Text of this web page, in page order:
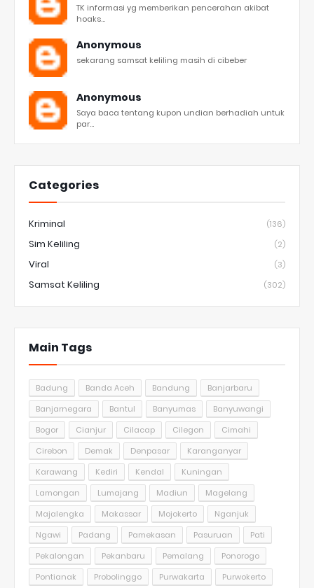
TK informasi yg memberikan pencerahan akibat
hoaks...
Anonymous
sekarang samsat keliling masih di cibeber
Anonymous
Saya baca tentang kupon undian berhadiah untuk
par...
Categories
Kriminal (136)
Sim Keliling (2)
Viral (3)
Samsat Keliling (302)
Main Tags
Badung Banda Aceh Bandung
Banjarbaru
Banjarnegara
Bantul Banyumas
Banyuwangi
Bogor
Cianjur Cilacap Cilegon
Cimahi
Cirebon
Demak Denpasar
Karanganyar
Karawang
Kediri Kendal
Kuningan
Lamongan
Lumajang Madiun
Magelang
Majalengka
Makassar Mojokerto
Nganjuk
Ngawi
Padang Pamekasan Pasuruan
Pati
Pekalongan
Pekanbaru Pemalang
Ponorogo
Pontianak
Probolinggo Purwakarta
Purwokerto